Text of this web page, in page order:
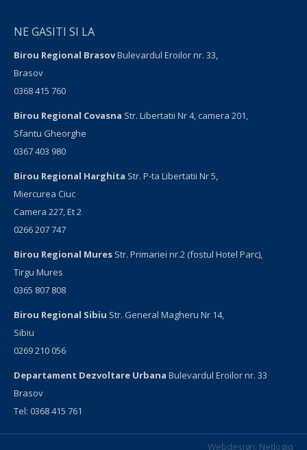
NE GASITI SI LA
Birou Regional BrasovBulevardul Eroilor nr. 33,
Brasov
0368 415 760
Birou Regional Covasna Str. Libertatii Nr 4, camera 201,
Sfantu Gheorghe
0367 403 980
Birou Regional Harghita Str. P-ta Libertatii Nr 5,
Miercurea Ciuc
Camera 227, Et 2
0266 207 747
Birou Regional Mures Str. Primariei nr.2 (fostul Hotel Parc),
Tirgu Mures
0365 807 808
Birou Regional Sibiu Str. General Magheru Nr 14,
Sibiu
0269 210 056
Departament Dezvoltare Urbana Bulevardul Eroilor nr. 33
Brasov
Tel: 0368 415 761
Webdesign: Netlogiq